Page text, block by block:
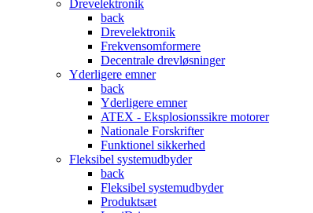
Drevelektronik
back
Drevelektronik
Frekvensomformere
Decentrale drevløsninger
Yderligere emner
back
Yderligere emner
ATEX - Eksplosionssikre motorer
Nationale Forskrifter
Funktionel sikkerhed
Fleksibel systemudbyder
back
Fleksibel systemudbyder
Produktsæt